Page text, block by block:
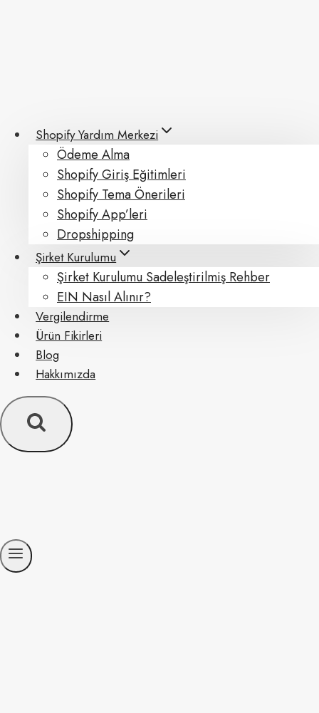
Shopify Yardım Merkezi
Ödeme Alma
Shopify Giriş Eğitimleri
Shopify Tema Önerileri
Shopify App’leri
Dropshipping
Şirket Kurulumu
Şirket Kurulumu Sadeleştirilmiş Rehber
EIN Nasıl Alınır?
Vergilendirme
Ürün Fikirleri
Blog
Hakkımızda